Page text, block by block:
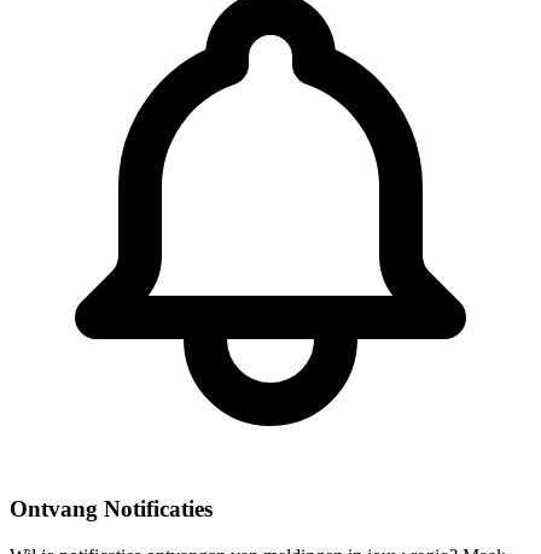
Ontvang Notificaties